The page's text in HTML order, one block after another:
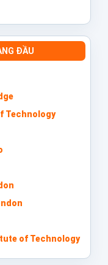
ĐẦU
Technology
of Technology